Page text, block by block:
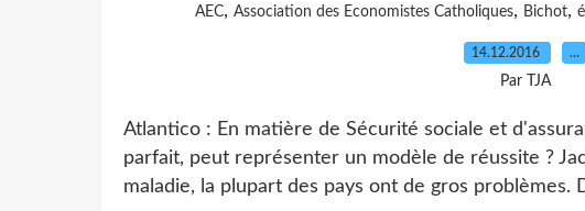
AEC, Association des Economistes Catholiques, Bichot,
14.12.2016 …
Par TJA
Atlantico : En matière de Sécurité sociale et
parfait, peut représenter un modèle de réussite ?
maladie, la plupart des pays ont de gros problèmes.